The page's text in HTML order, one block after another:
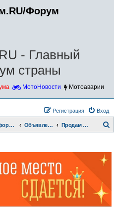
Форум
- Главный
страны
МотоНовости Мотоаварии
Вход
Регистрация
Список форумов Объявления. Продам Экип (новый и б/у)